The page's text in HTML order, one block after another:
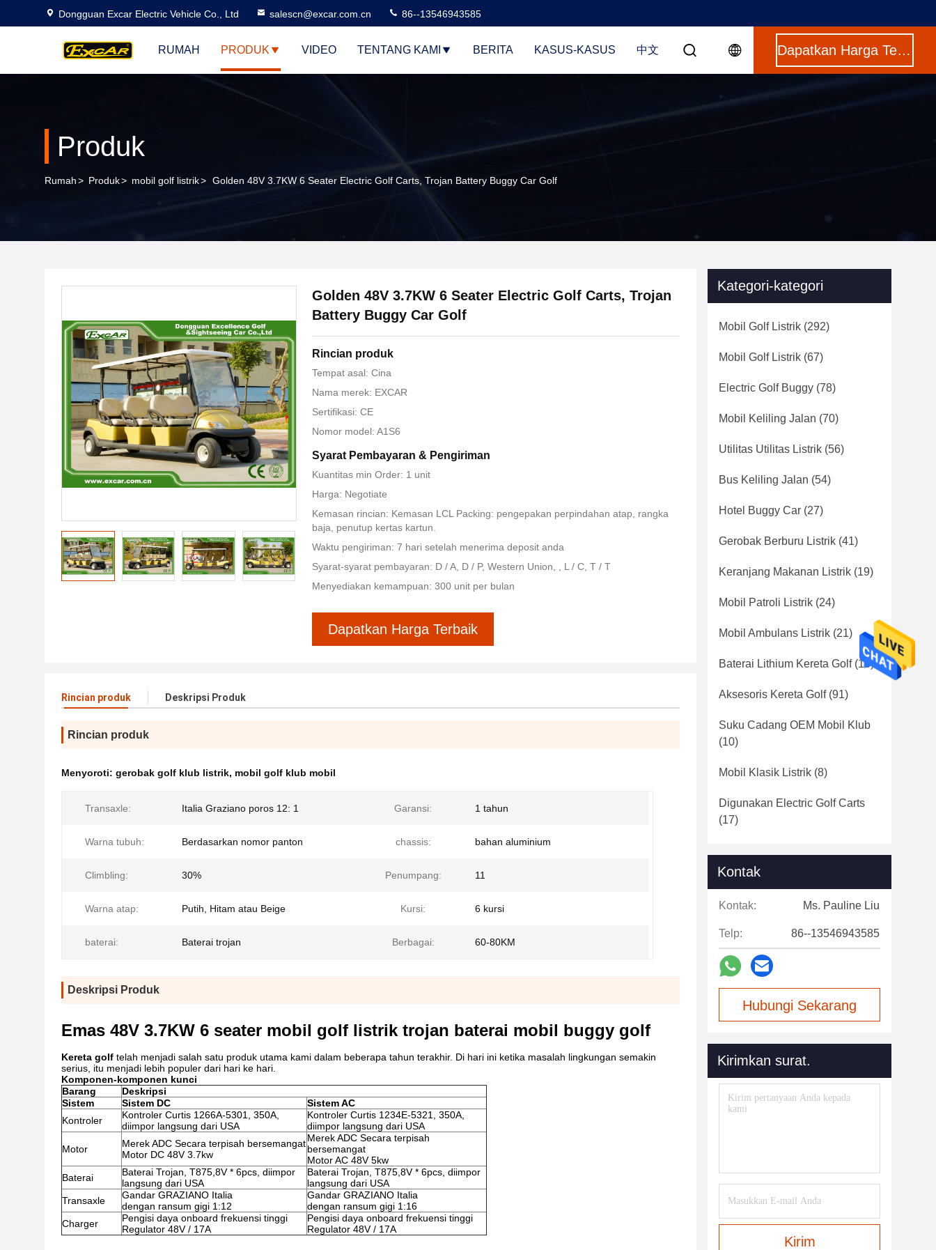
Dongguan Excar Electric Vehicle Co., Ltd salescn@excar.com.cn 86--13546943585
RUMAH PRODUK VIDEO TENTANG KAMI BERITA KASUS-KASUS 中文 Dapatkan Harga Terbaik
Produk
Rumah> Produk> mobil golf listrik> Golden 48V 3.7KW 6 Seater Electric Golf Carts, Trojan Battery Buggy Car Golf
Golden 48V 3.7KW 6 Seater Electric Golf Carts, Trojan
Battery Buggy Car Golf
Rincian produk
Tempat asal: Cina
Nama merek: EXCAR
Sertifikasi: CE
Nomor model: A1S6
Syarat Pembayaran & Pengiriman
Kuantitas min Order: 1 unit
Harga: Negotiate
Kemasan rincian: Kemasan LCL Packing: pengepakan perpindahan atap, rangka
baja, penutup kertas kartun.
Waktu pengiriman: 7 hari setelah menerima deposit anda
Syarat-syarat pembayaran: D / A, D / P, Western Union, , L / C, T / T
Menyediakan kemampuan: 300 unit per bulan
Dapatkan Harga Terbaik
Rincian produk Deskripsi Produk
Rincian produk
Menyoroti: gerobak golf klub listrik, mobil golf klub mobil
Transaxle: Italia Graziano poros 12: 1 Garansi: 1 tahun
Warna tubuh: Berdasarkan nomor panton chassis: bahan aluminium
Climbling: 30% Penumpang: 11
Warna atap: Putih, Hitam atau Beige Kursi: 6 kursi
baterai: Baterai trojan Berbagai: 60-80KM
Deskripsi Produk
Emas 48V 3.7KW 6 seater mobil golf listrik trojan baterai mobil buggy golf
Kereta golf telah menjadi salah satu produk utama kami dalam beberapa tahun terakhir. Di hari ini ketika masalah lingkungan semakin
serius, itu menjadi lebih populer dari hari ke hari.
Komponen-komponen kunci
Barang
Deskripsi
Sistem
Sistem DC
Sistem AC
Kontroler
Kontroler Curtis 1266A-5301, 350A,
diimpor langsung dari USA
Kontroler Curtis 1234E-5321, 350A,
diimpor langsung dari USA
Motor
Merek ADC Secara terpisah bersemangat
Motor DC 48V 3.7kw
Merek ADC Secara terpisah
bersemangat
Motor AC 48V 5kw
Baterai
Baterai Trojan, T875,8V * 6pcs, diimpor
langsung dari USA
Baterai Trojan, T875,8V * 6pcs, diimpor
langsung dari USA
Transaxle
Gandar GRAZIANO Italia
dengan ransum gigi 1:12
Gandar GRAZIANO Italia
dengan ransum gigi 1:16
Charger
Pengisi daya onboard frekuensi tinggi
Regulator 48V / 17A
Pengisi daya onboard frekuensi tinggi
Regulator 48V / 17A
Kategori-kategori
Mobil Golf Listrik (292)
Mobil Golf Listrik (67)
Electric Golf Buggy (78)
Mobil Keliling Jalan (70)
Utilitas Utilitas Listrik (56)
Bus Keliling Jalan (54)
Hotel Buggy Car (27)
Gerobak Berburu Listrik (41)
Keranjang Makanan Listrik (19)
Mobil Patroli Listrik (24)
Mobil Ambulans Listrik (21)
Baterai Lithium Kereta Golf(16)
Aksesoris Kereta Golf(91)
Suku Cadang OEM Mobil Klub
(10)
Mobil Klasik Listrik (8)
Digunakan Electric Golf Carts
(17)
Kontak
Kontak: Ms. Pauline Liu
Telp: 86--13546943585
Hubungi Sekarang
Kirimkan surat.
Kirim